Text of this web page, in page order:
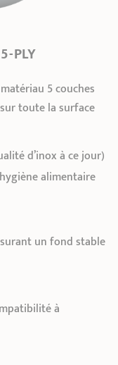
PLY
5 couches
toute la surface
d’inox à ce jour)
alimentaire
un fond stable
à